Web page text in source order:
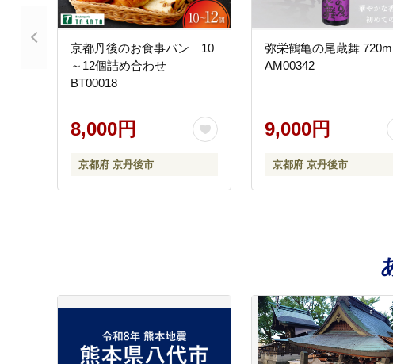
京都丹後のお食事パン 10
～12個詰め合わせ
BT00018
8,000円
京都府 京丹後市
弥栄鶴亀の尾蔵舞
AM00342
9,000円
京都府 京丹後市